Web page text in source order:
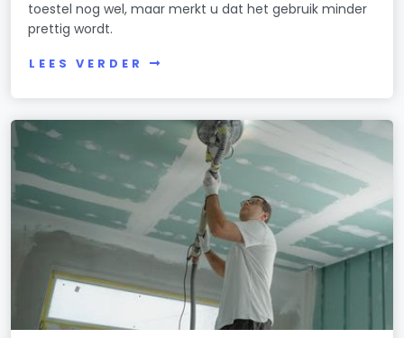
toestel nog wel, maar merkt u dat het gebruik minder
prettig wordt.
LEES VERDER